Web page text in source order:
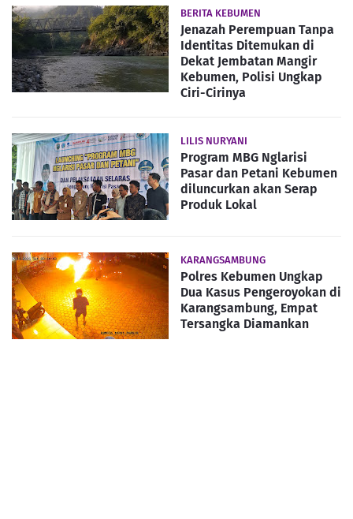
BERITA KEBUMEN
Jenazah Perempuan Tanpa
Identitas Ditemukan di
Dekat Jembatan Mangir
Kebumen, Polisi Ungkap
Ciri-Cirinya
LILIS NURYANI
Program MBG Nglarisi
Pasar dan Petani Kebumen
diluncurkan akan Serap
Produk Lokal
KARANGSAMBUNG
Polres Kebumen Ungkap
Dua Kasus Pengeroyokan di
Karangsambung, Empat
Tersangka Diamankan